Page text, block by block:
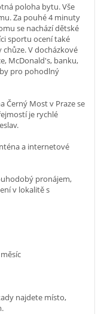
poloha bytu. Vše
Za pouhé 4 minuty
se nachází dětské
sportu ocení také
V docházkové
McDonald's, banku,
pro pohodlný
Černý Most v Praze se
je rychlé
a internetové
pronájem,
v lokalitě s
najdete místo,